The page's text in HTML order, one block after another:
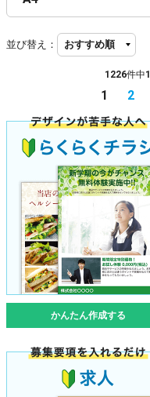
並び替え：
1226件中1
1 2
かんたん作成する